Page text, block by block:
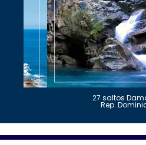
27 saltos
Rep.